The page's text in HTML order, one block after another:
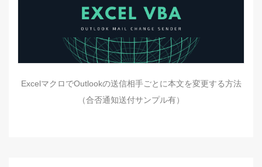
ExcelマクロでOutlookの送信相手ごとに本文を変更する方法
（合否通知送付サンプル有）